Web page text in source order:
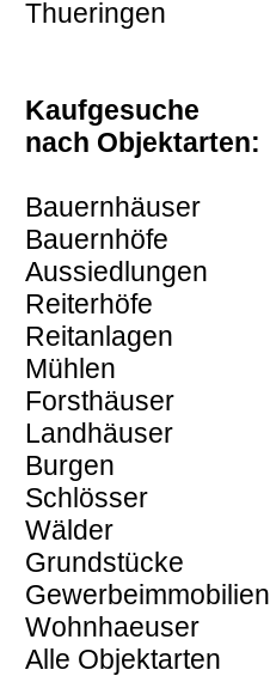
Thueringen
Kaufgesuche
nach Objektarten:
Bauernhäuser
Bauernhöfe
Aussiedlungen
Reiterhöfe
Reitanlagen
Mühlen
Forsthäuser
Landhäuser
Burgen
Schlösser
Wälder
Grundstücke
Gewerbeimmobilien
Wohnhaeuser
Alle Objektarten